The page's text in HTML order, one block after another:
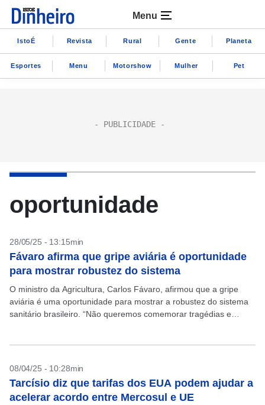
Menu
IstoÉ Revista Rural Gente Planeta
Esportes Menu Motorshow Mulher Pet
oportunidade
28/05/25 - 13:15min
Fávaro afirma que gripe aviária é oportunidade
para mostrar robustez do sistema
O ministro da Agricultura, Carlos Fávaro, afirmou que a gripe
aviária é uma oportunidade para mostrar a robustez do sistema
sanitário brasileiro. “Não queremos comemorar tragédias e
08/04/25 - 10:28min
Tarcísio diz que tarifas dos EUA podem ajudar a
acelerar acordo entre Mercosul e UE